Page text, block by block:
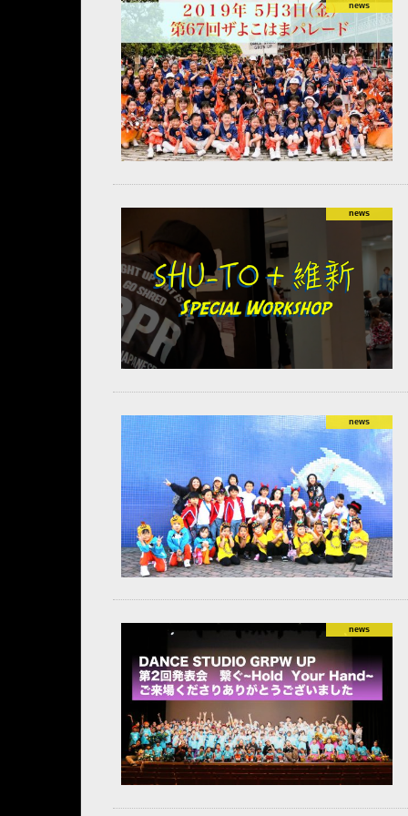
news
news
news
news